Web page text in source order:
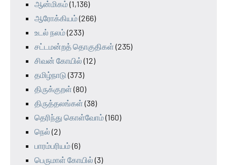
ஆன்மிகம்(1,136)
ஆரோக்கியம்(266)
உடல் நலம்(233)
சட்டமன்றத் தொகுதிகள் (235)
சிவன் கோயில் (12)
தமிழ்நாடு (373)
திருக்குறள் (80)
திருத்தலங்கள் (38)
தெரிந்து கொள்வோம்(160)
நெல் (2)
பாரம்பரியம்(6)
பெருமாள் கோயில் (3)